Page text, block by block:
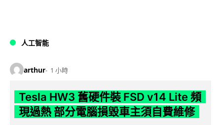
人工智能
arthur 1 小時
Tesla HW3 舊硬件裝 FSD v14 Lite 頻
現過熱 部分電腦損毀車主須自費維修